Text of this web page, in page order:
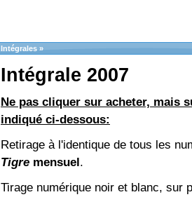
Intégrales »
Intégrale 2007
Ne pas cliquer sur acheter, mais
indiqué ci-dessous:
Retirage à l'identique de tous les
Tigre mensuel.
Tirage numérique noir et blanc, sur